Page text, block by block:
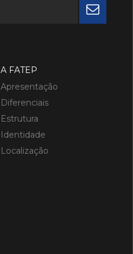
A FATEP
Apresentação
Diferenciais
Estrutura
Identidade
Localização